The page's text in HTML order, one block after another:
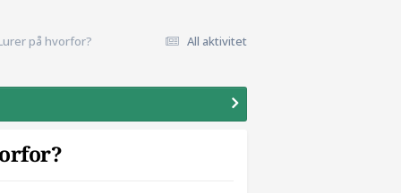
All aktivitet
på hvorfor?